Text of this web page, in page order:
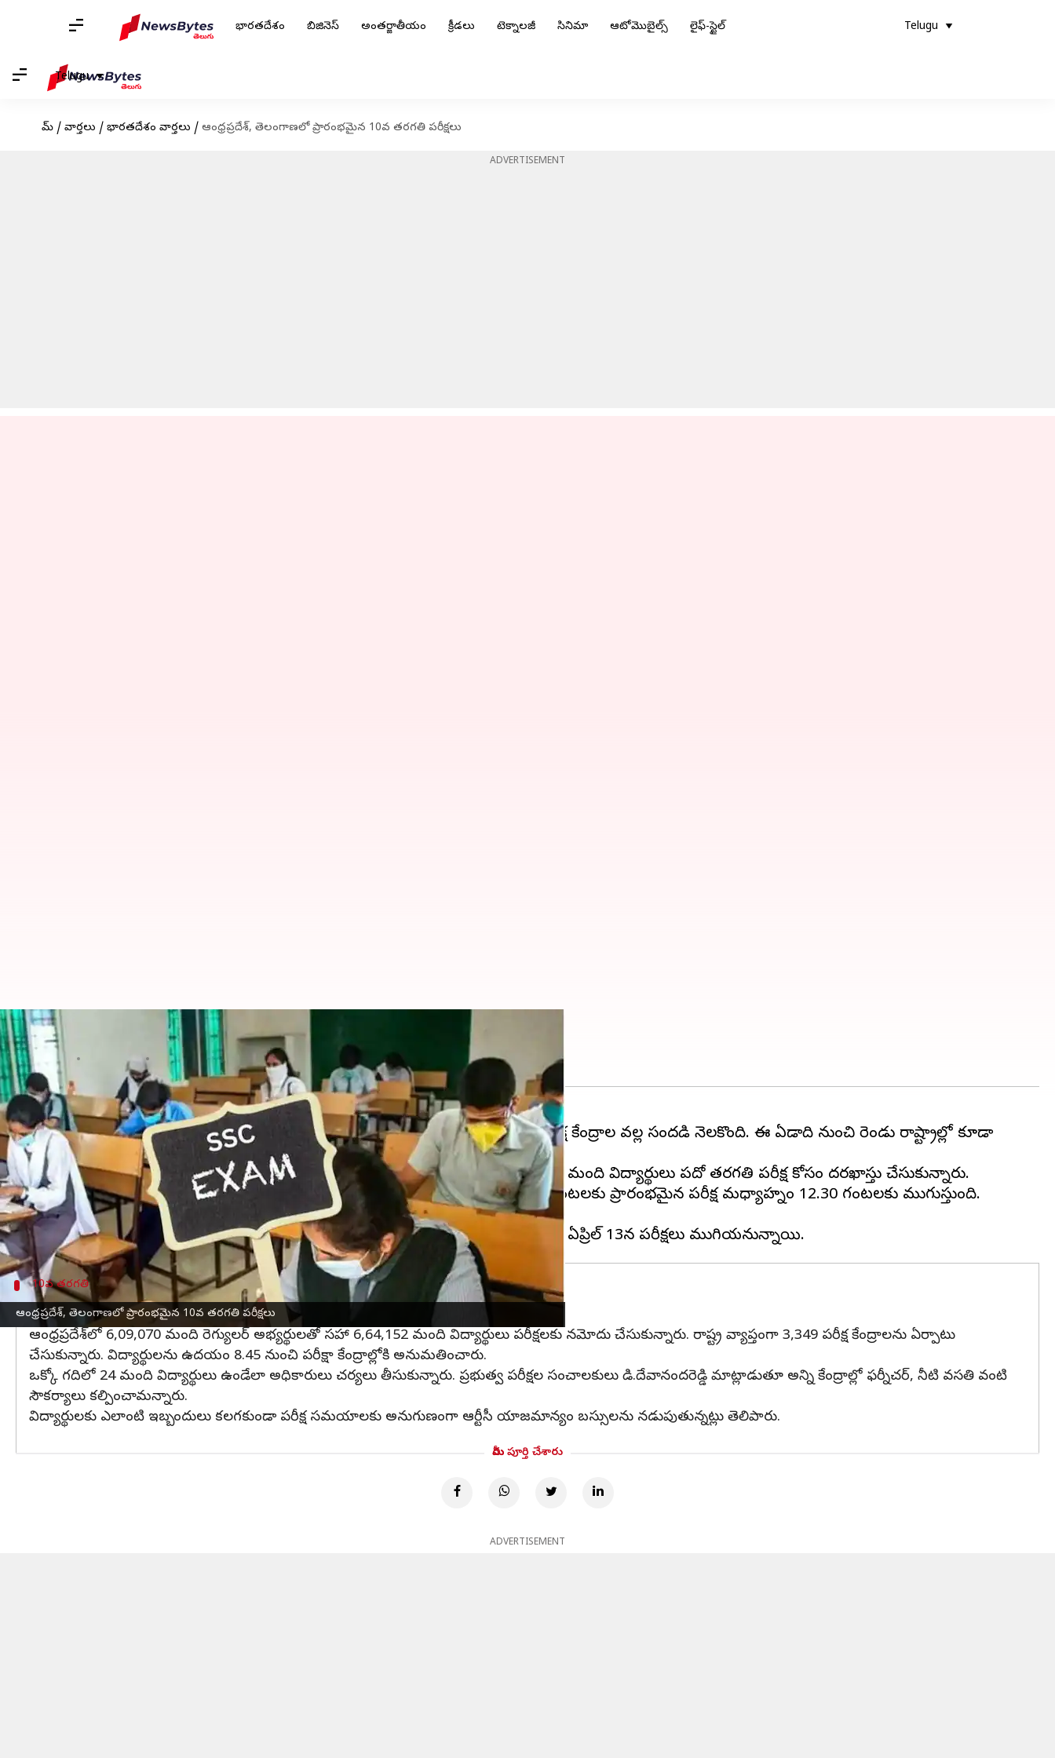
భారతదేశం బిజినెస్ అంతర్జాతీయం క్రీడలు టెక్నాలజీ సినిమా ఆటోమొబైల్స్ లైఫ్-స్టైల్ Telugu
Telugu
హోమ్ / వార్తలు / భారతదేశం వార్తలు / ఆంధ్రప్రదేశ్, తెలంగాణలో ప్రారంభమైన 10వ తరగతి పరీక్షలు
ADVERTISEMENT
ఆంధ్రప్రదేశ్, తెలంగాణలో ప్రారంభమైన 10వ తరగతి పరీక్షలు
ఆంధ్రప్రదేశ్, తెలంగాణలో ప్రారంభమైన 10వ తరగతి పరీక్షలు
వ్రాసిన వారు Stalin Apr 03, 2023 11:26 am
ఈ వార్తాకథనం ఏంటి
ఆంధ్రప్రదేశ్, తెలంగాణలో సోమవారం10వ తరగతి పరీక్షలుప్రారంభమయ్యాయి. దీంతో పరీక్ష కేంద్రాల వల్ల సందడి నెలకొంది. ఈ ఏడాది నుంచి రెండు రాష్ట్రాల్లో కూడా
11పేపర్లతో నిర్వహించే పరీక్షను 6 పేపర్లతో నిర్వహిస్తున్నారు.
తెలంగాణలో 2,49,747 మంది బాలురు, 2,44,873 మంది బాలికలు సహా మొత్తం 4,94,620 మంది విద్యార్థులు పదో తరగతి పరీక్ష కోసం దరఖాస్తు చేసుకున్నారు.
తెలంగాణ వ్యాప్తంగా 2,652 కేంద్రాల్లో పరీక్షలు సజావుగా జరుగుతున్నాయి. ఉదయం 9.30గంటలకు ప్రారంభమైన పరీక్ష మధ్యాహ్నం 12.30 గంటలకు ముగుస్తుంది.
పరీక్ష ప్రారంభానికి గంట ముందుగానే విద్యార్థులను కేంద్రాల్లోకి అనుమతించారు.
10వ తరగతి
ఏపీలో విద్యార్థుల కోసం ఆర్టీసీ ప్రత్యేక బస్సులు
ఆంధ్రప్రదేశ్‌లో 6,09,070 మంది రెగ్యులర్ అభ్యర్థులతో సహా 6,64,152 మంది విద్యార్థులు పరీక్షలకు నమోదు చేసుకున్నారు. రాష్ట్ర వ్యాప్తంగా 3,349 పరీక్ష కేంద్రాలను ఏర్పాటు
చేసుకున్నారు. విద్యార్థులను ఉదయం 8.45 నుంచి పరీక్షా కేంద్రాల్లోకి అనుమతించారు.
ఒక్కో గదిలో 24 మంది విద్యార్థులు ఉండేలా అధికారులు చర్యలు తీసుకున్నారు. ప్రభుత్వ పరీక్షల సంచాలకులు డి.దేవానందరెడ్డి మాట్లాడుతూ అన్ని కేంద్రాల్లో ఫర్నీచర్, నీటి వసతి వంటి
సౌకర్యాలు కల్పించామన్నారు.
విద్యార్థులకు ఎలాంటి ఇబ్బందులు కలగకుండా పరీక్ష సమయాలకు అనుగుణంగా ఆర్టీసీ యాజమాన్యం బస్సులను నడుపుతున్నట్లు తెలిపారు.
మీరు పూర్తి చేశారు
ADVERTISEMENT